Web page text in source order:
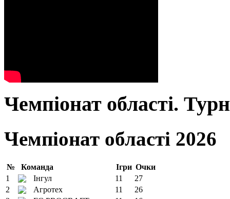
Чемпіонат області.
Чемпіонат області 2026
№ Команда Ігри Очки
1
Інгул 11
27
2
Агротех 11
26